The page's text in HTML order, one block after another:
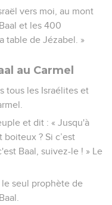
dans le désert,
la mort en disant :
»
Et voici qu’un
mange. »
gâteau cuit sur des
d'eau. Il mangea et
fois, le toucha et dit :
trop long pour toi. »
la force que lui donna